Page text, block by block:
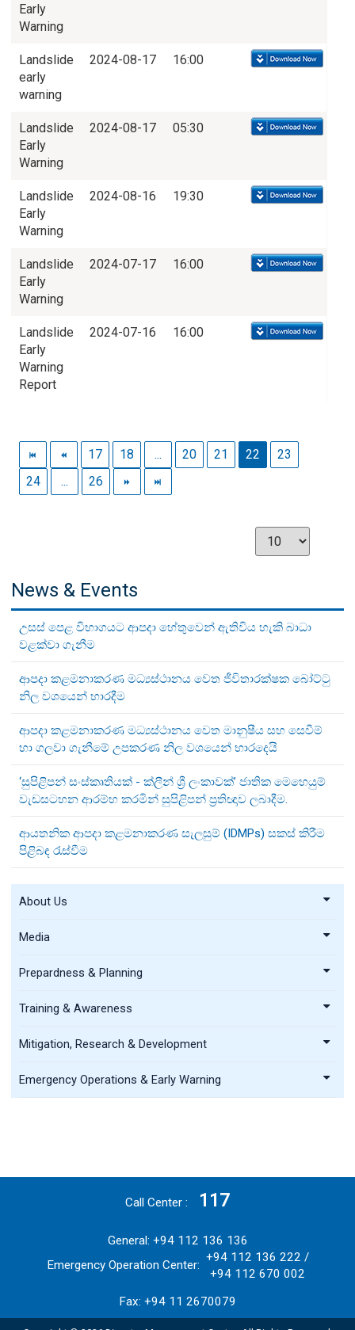
Early
Warning
Landslide
early
warning
2024-08-17 16:00
Landslide
Early
Warning
2024-08-17 05:30
Landslide
Early
Warning
2024-08-16 19:30
Landslide
Early
Warning
2024-07-17 16:00
Landslide
Early
Warning
Report
2024-07-16 16:00
17 18 ... 20 21 22
23
24
... 26
News & Events
උසස් පෙළ විභාගයට ආපදා හේතුවෙන් ඇතිවිය හැකි බාධා
වළක්වා ගැනීම
ආපදා කළමනාකරණ මධ්‍යස්ථානය වෙත ජීවිතාරක්ෂක බෝට්ටු
නිල වශයෙන් භාරදීම
ආපදා කළමනාකරණ මධ්‍යස්ථානය වෙත මානුෂීය සහ සෙවීම්
හා ගලවා ගැනීමේ උපකරණ නිල වශයෙන් භාරදෙයි
‘සුපිළිපන් සංස්කෘතියක් - ක්ලීන් ශ්‍රී ලංකාවක්’ ජාතික මෙහෙයුම්
වැඩසටහන ආරම්භ කරමින් සුපිළිපන් ප්‍රතිඥාව ලබාදීම.
ආයතනික ආපදා කළමනාකරණ සැලසුම් (IDMPs) සකස් කිරීම
පිළිබඳ රැස්වීම
About Us
Media
Prepardness & Planning
Training & Awareness
Mitigation, Research & Development
Emergency Operations & Early Warning
Call Center 117
General: +94 112 136 136
Emergency Operation Center:
+94 112 136 222 /
+94 112 670 002
Fax: +94 11 2670079